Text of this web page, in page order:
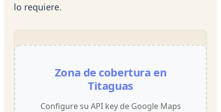
lo requiere.
Zona de cobertura en
Titaguas
Configure su API key de Google Maps